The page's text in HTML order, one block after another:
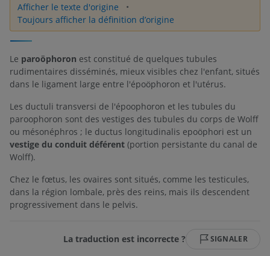
Afficher le texte d'origine
Toujours afficher la définition d’origine
Le paroöphoron est constitué de quelques tubules
rudimentaires disséminés, mieux visibles chez l'enfant, situés
dans le ligament large entre l'époöphoron et l'utérus.
Les ductuli transversi de l'époophoron et les tubules du
paroophoron sont des vestiges des tubules du corps de Wolff
ou mésonéphros ; le ductus longitudinalis epoöphori est un
vestige du conduit déférent (portion persistante du canal de
Wolff).
Chez le fœtus, les ovaires sont situés, comme les testicules,
dans la région lombale, près des reins, mais ils descendent
progressivement dans le pelvis.
La traduction est incorrecte ? SIGNALER